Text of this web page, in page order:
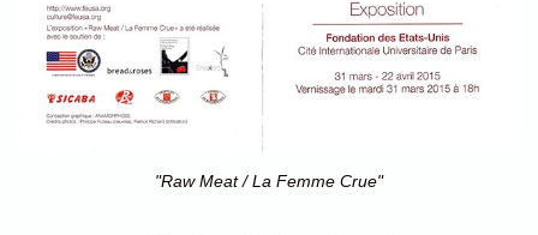
"Raw Meat / La Femme Crue"